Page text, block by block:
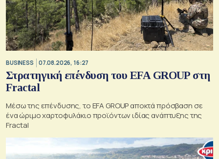
BUSINESS 07.08.2026, 16:27
Στρατηγική επένδυση του EFA GROUP στη
Fractal
Μέσω της επένδυσης, το EFA GROUP αποκτά πρόσβαση σε
ένα ώριμο χαρτοφυλάκιο προϊόντων ιδίας ανάπτυξης της
Fractal